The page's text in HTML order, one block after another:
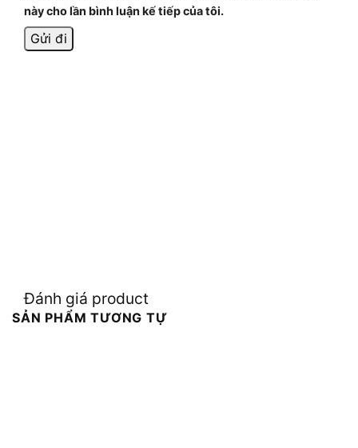
này cho lần bình luận kế tiếp của tôi.
Đánh giá product
SẢN PHẨM TƯƠNG TỰ